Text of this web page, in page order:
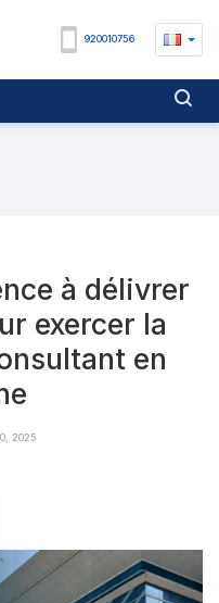
920010756
à délivrer
exercer la
en
2025